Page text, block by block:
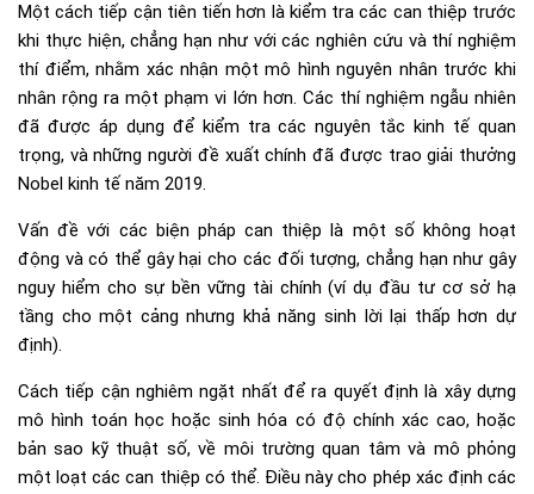
Một cách tiếp cận tiên tiến hơn là kiểm tra các can thiệp trước
khi thực hiện, chẳng hạn như với các nghiên cứu và thí nghiệm
thí điểm, nhằm xác nhận một mô hình nguyên nhân trước khi
nhân rộng ra một phạm vi lớn hơn. Các thí nghiệm ngẫu nhiên
đã được áp dụng để kiểm tra các nguyên tắc kinh tế quan
trọng, và những người đề xuất chính đã được trao giải thưởng
Nobel kinh tế năm 2019.
Vấn đề với các biện pháp can thiệp là một số không hoạt
động và có thể gây hại cho các đối tượng, chẳng hạn như gây
nguy hiểm cho sự bền vững tài chính (ví dụ đầu tư cơ sở hạ
tầng cho một cảng nhưng khả năng sinh lời lại thấp hơn dự
định).
Cách tiếp cận nghiêm ngặt nhất để ra quyết định là xây dựng
mô hình toán học hoặc sinh hóa có độ chính xác cao, hoặc
bản sao kỹ thuật số, về môi trường quan tâm và mô phỏng
một loạt các can thiệp có thể. Điều này cho phép xác định các